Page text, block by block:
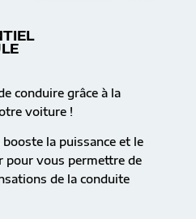
conduire grâce à la
voiture !
la puissance et le
pour vous permettre de
de la conduite